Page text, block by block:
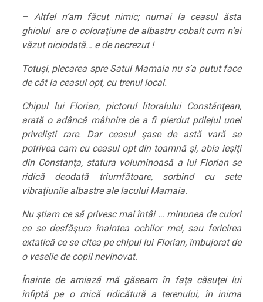
– Altfel n’am făcut nimic; numai la ceasul ăsta
ghiolul are o coloraţiune de albastru cobalt cum n’ai
văzut niciodată… e de necrezut !
Totuşi, plecarea spre Satul Mamaia nu s’a putut face
de cât la ceasul opt, cu trenul local.
Chipul lui Florian, pictorul litoralului Constănţean,
arată o adâncă mâhnire de a fi pierdut prilejul unei
privelişti rare. Dar ceasul şase de astă vară se
potrivea cam cu ceasul opt din toamnă şi, abia ieşiţi
din Constanţa, statura voluminoasă a lui Florian se
ridică deodată triumfătoare, sorbind cu sete
vibraţiunile albastre ale lacului Mamaia.
Nu ştiam ce să privesc mai întâi … minunea de culori
ce se desfăşura înaintea ochilor mei, sau fericirea
extatică ce se citea pe chipul lui Florian, îmbujorat de
o veselie de copil nevinovat.
Înainte de amiază mă găseam în faţa căsuţei lui
înfiptă pe o mică ridicătură a terenului, în inima